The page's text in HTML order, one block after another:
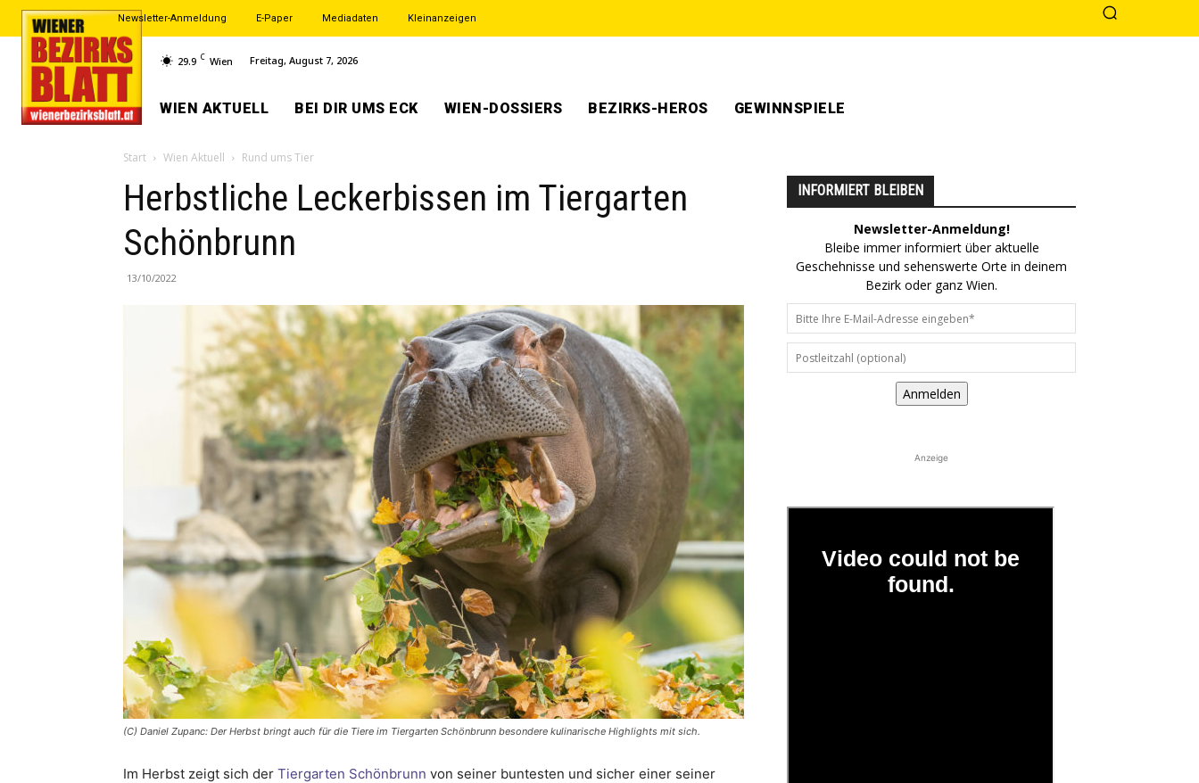
Newsletter-Anmeldung E-Paper Mediadaten Kleinanzeigen
29.9 C Wien Freitag, August 7, 2026
WIEN AKTUELL BEI DIR UMS ECK WIEN-DOSSIERS BEZIRKS-HEROS GEWINNSPIELE
Start Wien Aktuell Rund ums Tier
Herbstliche Leckerbissen im Tiergarten
Schönbrunn
13/10/2022
(C) Daniel Zupanc: Der Herbst bringt auch für die Tiere im Tiergarten Schönbrunn besondere kulinarische Highlights mit sich.
Im Herbst zeigt sich der Tiergarten Schönbrunn von seiner buntesten und sicher einer seiner
INFORMIERT BLEIBEN
Newsletter-Anmeldung!
Bleibe immer informiert über aktuelle
Geschehnisse und sehenswerte Orte in deinem
Bezirk oder ganz Wien.
Anmelden
Anzeige